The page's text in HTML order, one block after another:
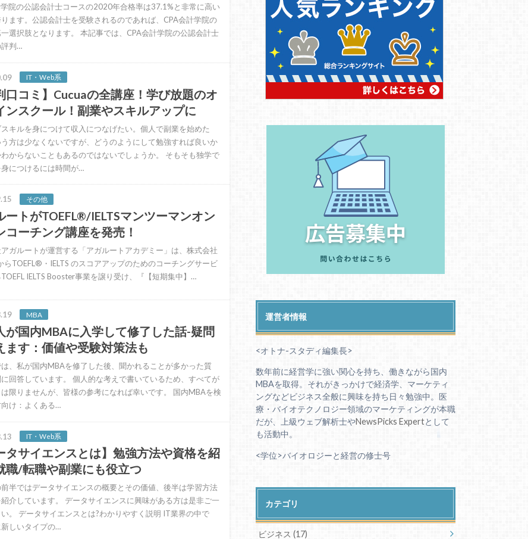
学院の公認会計士コースの2020年合格率は37.1%と非常に高い
ます。公認会計士を受験されるのであれば、CPA会計学院の
選択肢となります。 本記事では、CPA会計学院の公認会計士
評判…
IT・Web系
口コミ】Cucuaの全講座！学び放題のオ
ンスクール！副業やスキルアップに
スキルを身につけて収入につなげたい。個人で副業を始めた
方は少なくないですが、どうのようにして勉強すれば良いか
わからないこともあるのではないでしょうか。 そもそも独学で
身につけるには時間が…
その他
ートがTOEFL®/IELTSマンツーマンオン
コーチング講座を発売！
ガルートが運営する「アガルートアカデミー」は、株式会社
らTOEFL®・IELTS のスコアアップのためのコーチングサービ
IELTS Booster事業を譲り受け、『【短期集中】…
MBA
が国内MBAに入学して修了した話-疑問
ます：価値や受験対策法も
、私が国内MBAを修了した後、聞かれることが多かった質
回答しています。 個人的な考えで書いているため、すべてが
限りませんが、皆様の参考になれば幸いです。 国内MBAを検
け：よくある…
IT・Web系
タサイエンスとは】勉強方法や資格を紹
職/転職や副業にも役立つ
半ではデータサイエンスの概要とその価値、後半は学習方法
介しています。 データサイエンスに興味がある方は是非ご一
。 データサイエンスとは?わかりやすく説明 IT業界の中で
しいタイプの…
運営者情報
<オトナ-スタディ編集長>
数年前に経営学に強い関心を持ち、働きながら国内
MBAを取得。それがきっかけで経済学、マーケティ
ングなどビジネス全般に興味を持ち日々勉強中。医
療・バイオテクノロジー領域のマーケティングが本職
だが、上級ウェブ解析士やNewsPicks Expertとして
も活動中。
<学位>バイオロジーと経営の修士号
カテゴリ
ビジネス(17)